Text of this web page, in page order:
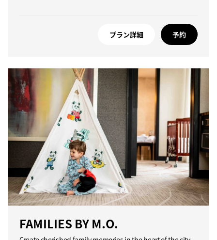
プラン詳細 予約
FAMILIES BY M.O.